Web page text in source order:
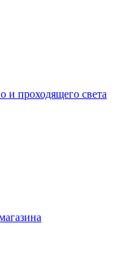
и проходящего света